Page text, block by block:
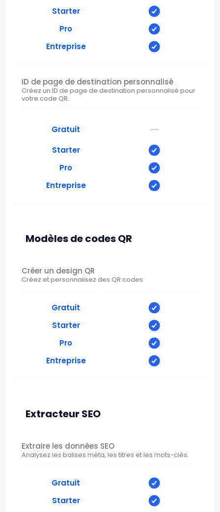
Starter
Pro
Entreprise
ID de page de destination personnalisé
Créez un ID de page de destination personnalisé pour
votre code QR.
Gratuit —
Starter
Pro
Entreprise
Modèles de codes QR
Créer un design QR
Créez et personnalisez des QR codes
Gratuit
Starter
Pro
Entreprise
Extracteur SEO
Extraire les données SEO
Analysez les balises méta, les titres et les mots-clés.
Gratuit
Starter